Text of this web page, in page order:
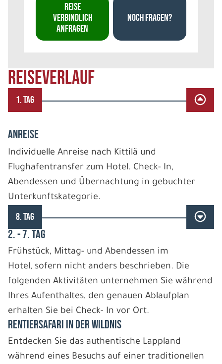
REISEVERLAUF
1. TAG
ANREISE
Individuelle Anreise nach Kittilä und
Flughafentransfer zum Hotel. Check- In,
Abendessen und Übernachtung in gebuchter
Unterkunftskategorie.
8. TAG
2. - 7. TAG
Frühstück, Mittag- und Abendessen im
Hotel, sofern nicht anders beschrieben. Die
folgenden Aktivitäten unternehmen Sie während
Ihres Aufenthaltes, den genauen Ablaufplan
erhalten Sie bei Check- In vor Ort.
RENTIERSAFARI IN DER WILDNIS
Entdecken Sie das authentische Lappland
während eines Besuchs auf einer traditionellen
REISE
VERBINDLICH
ANFRAGEN
NOCH FRAGEN?